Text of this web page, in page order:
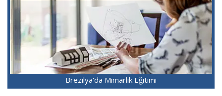
Brezilya'da Mimarlık Eğitimi